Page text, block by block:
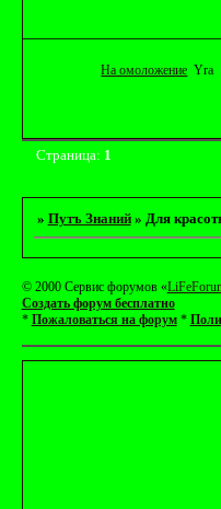
На омоложение Yrа
Страница: 1
» Путъ Знаний » Для
© 2000 Сервис форумов «
Создать форум бесплатно
* Пожаловаться на форум*